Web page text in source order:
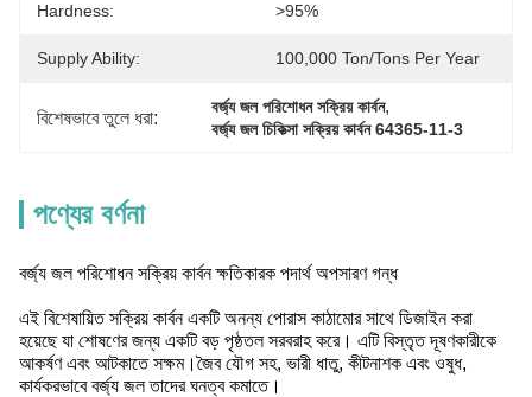
Hardness: >95%
Supply Ability: 100,000 Ton/Tons Per Year
বিশেষভাবে তুলে ধরা: বর্জ্য জল পরিশোধন সক্রিয় কার্বন,
বর্জ্য জল চিকিত্সা সক্রিয় কার্বন 64365-11-3
পণ্যের বর্ণনা
বর্জ্য জল পরিশোধন সক্রিয় কার্বন ক্ষতিকারক পদার্থ অপসারণ গন্ধ
এই বিশেষায়িত সক্রিয় কার্বন একটি অনন্য পোরাস কাঠামোর সাথে ডিজাইন করা
হয়েছে যা শোষণের জন্য একটি বড় পৃষ্ঠতল সরবরাহ করে। এটি বিস্তৃত দূষণকারীকে
আকর্ষণ এবং আটকাতে সক্ষম।জৈব যৌগ সহ, ভারী ধাতু, কীটনাশক এবং ওষুধ,
কার্যকরভাবে বর্জ্য জল তাদের ঘনত্ব কমাতে।